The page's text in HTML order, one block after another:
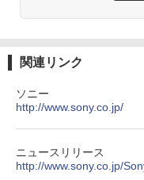
関連リンク
ソニー
http://www.sony.co.jp/
ニュースリリース
http://www.sony.co.jp/